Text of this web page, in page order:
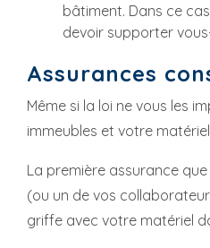
bâtiment. Dans ce
devoir supporter
Assurances
Même si la loi ne vous les
immeubles et votre
La première assurance
(ou un de vos
griffe avec votre matériel